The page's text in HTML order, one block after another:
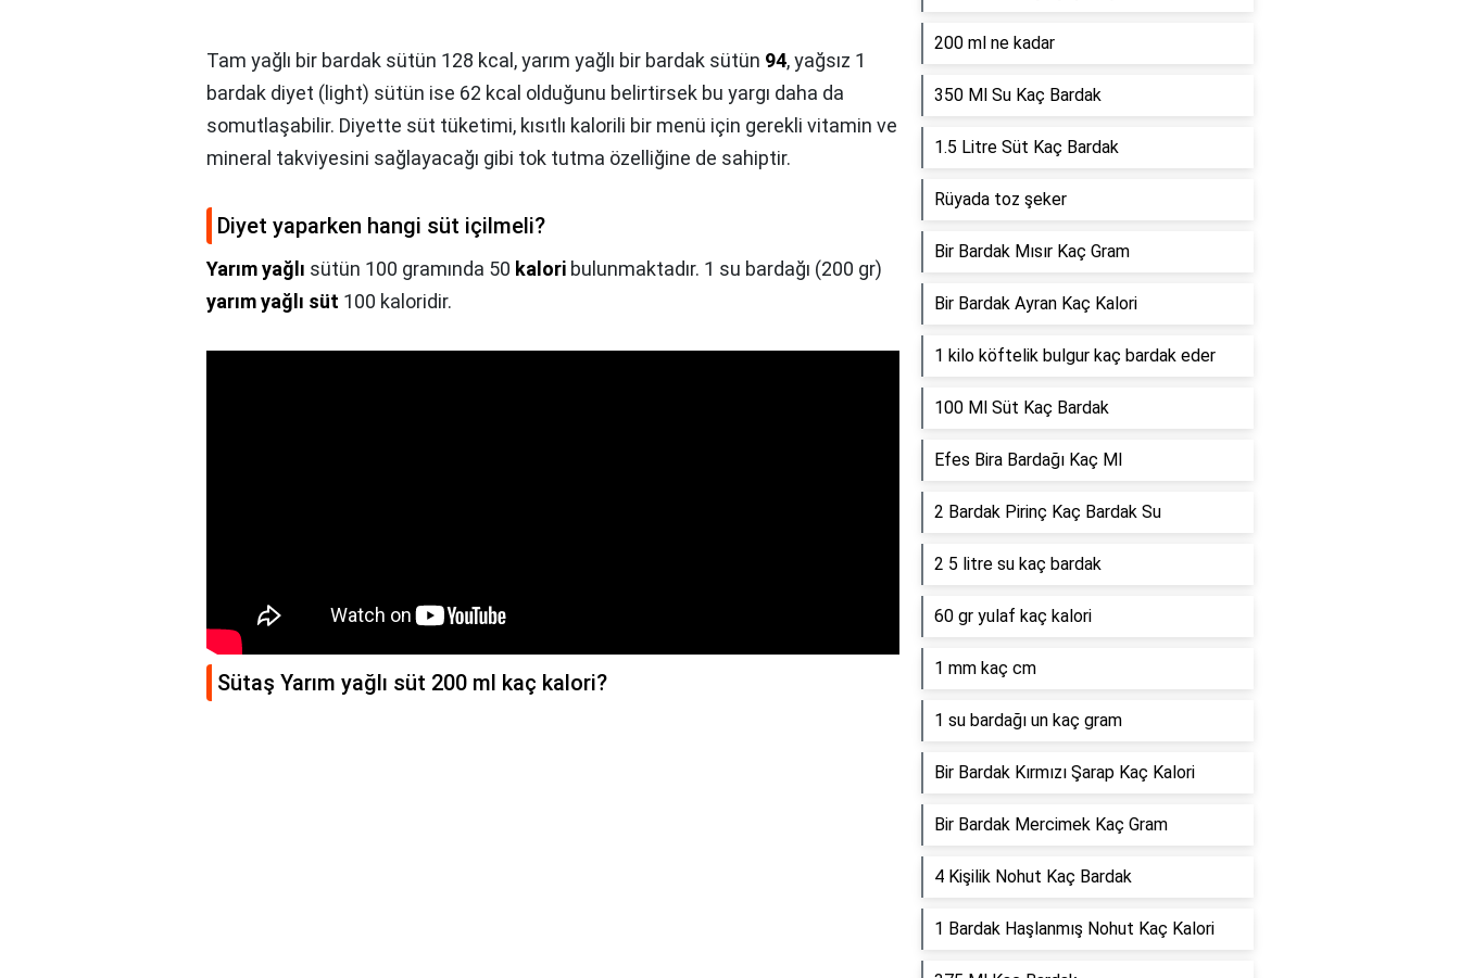
Tam yağlı bir bardak sütün 128 kcal, yarım yağlı bir bardak sütün 94, yağsız 1
bardak diyet (light) sütün ise 62 kcal olduğunu belirtirsek bu yargı daha da
somutlaşabilir. Diyette süt tüketimi, kısıtlı kalorili bir menü için gerekli vitamin ve
mineral takviyesini sağlayacağı gibi tok tutma özelliğine de sahiptir.
Diyet yaparken hangi süt içilmeli?
Yarım yağlı sütün 100 gramında 50 kalori bulunmaktadır. 1 su bardağı (200 gr)
yarım yağlı süt 100 kaloridir.
Sütaş Yarım yağlı süt 200 ml kaç kalori?
200 ml ne kadar
350 Ml Su Kaç Bardak
1.5 Litre Süt Kaç Bardak
Rüyada toz şeker
Bir Bardak Mısır Kaç Gram
Bir Bardak Ayran Kaç Kalori
1 kilo köftelik bulgur kaç bardak eder
100 Ml Süt Kaç Bardak
Efes Bira Bardağı Kaç Ml
2 Bardak Pirinç Kaç Bardak Su
2 5 litre su kaç bardak
60 gr yulaf kaç kalori
1 mm kaç cm
1 su bardağı un kaç gram
Bir Bardak Kırmızı Şarap Kaç Kalori
Bir Bardak Mercimek Kaç Gram
4 Kişilik Nohut Kaç Bardak
1 Bardak Haşlanmış Nohut Kaç Kalori